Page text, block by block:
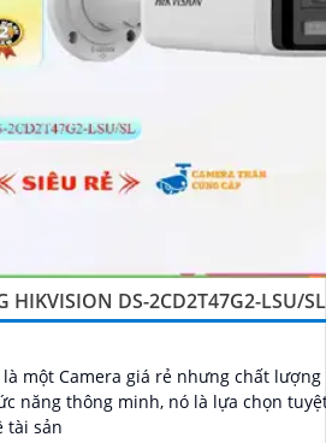
HIKVISION DS-2CD2T47G2-LSU/SL
là một Camera giá rẻ nhưng chất lượng
năng thông minh, nó là lựa chọn
tài sản